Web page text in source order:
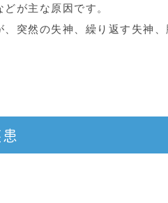
が主な原因です。
突然の失神、繰り返す失神